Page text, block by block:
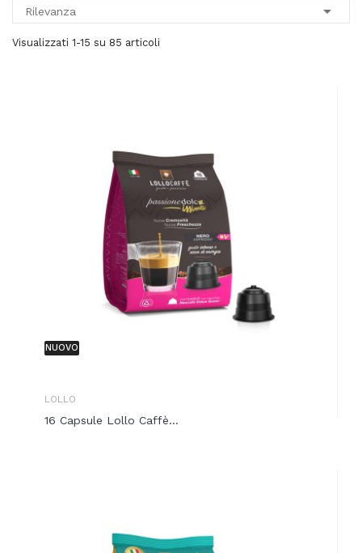
Rilevanza 
Visualizzati 1-15 su 85 articoli
NUOVO
LOLLO
16 Capsule Lollo Caffè...